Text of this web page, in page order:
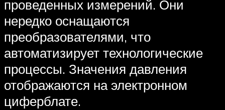
проведенных измерений. Они
нередко оснащаются
преобразователями, что
автоматизирует технологические
процессы. Значения давления
отображаются на электронном
циферблате.